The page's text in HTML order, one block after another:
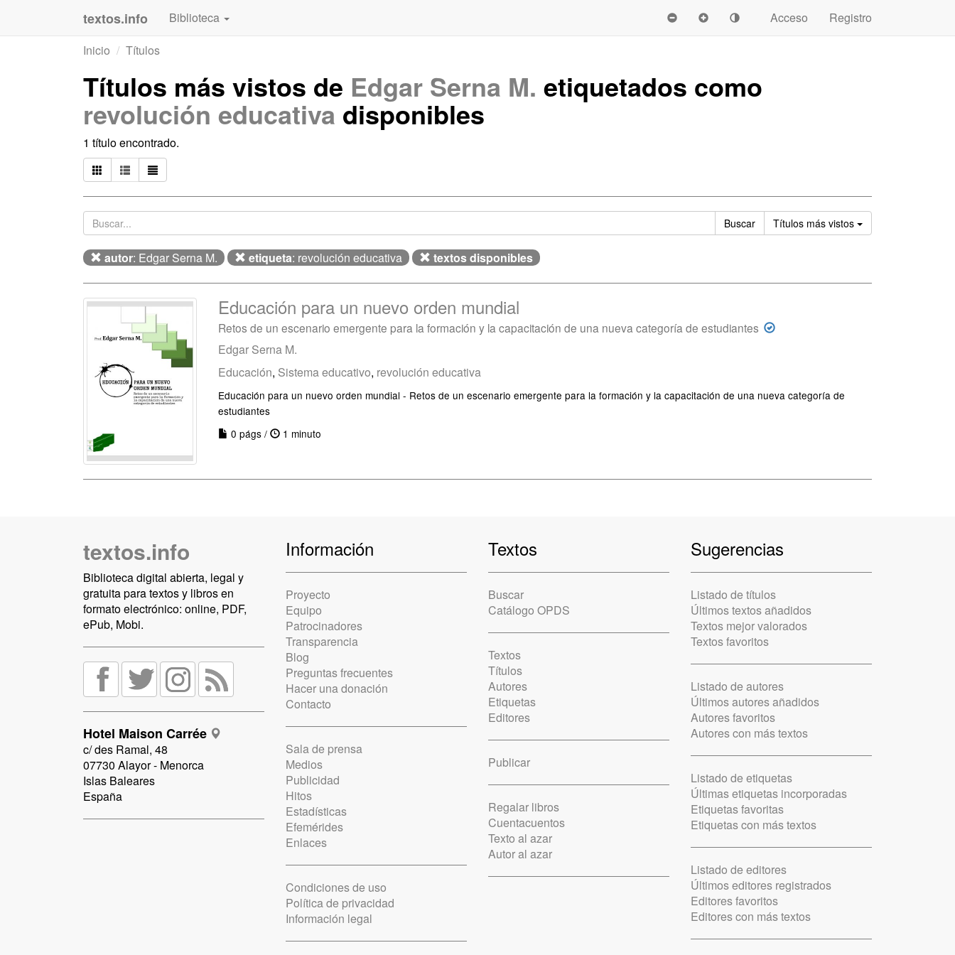
textos.info Biblioteca Acceso
Registro
Inicio
Títulos
Títulos más vistos de Edgar Serna M. etiquetados como
revolución educativa disponibles
1 título encontrado.
Buscar Títulos más vistos Ordenar
autor: Edgar Serna M. etiqueta: revolución educativa textos disponibles
Educación para un nuevo orden mundial
Retos de un escenario emergente para la formación y la capacitación de una nueva categoría de estudiantes
Edgar Serna M.
Educación, Sistema educativo, revolución educativa
Educación para un nuevo orden mundial - Retos de un escenario emergente para la formación y la capacitación de una nueva categoría de
estudiantes
0 págs /
1 minuto
textos.info
Biblioteca digital abierta, legal y
gratuita para textos y libros en
formato electrónico: online, PDF,
ePub, Mobi.
Hotel Maison Carrée
c/ des Ramal, 48
07730 Alayor - Menorca
Islas Baleares
España
Información
Proyecto
Equipo
Patrocinadores
Transparencia
Blog
Preguntas frecuentes
Hacer una donación
Contacto
Sala de prensa
Medios
Publicidad
Hitos
Estadísticas
Efemérides
Enlaces
Condiciones de uso
Política de privacidad
Información legal
Textos
Buscar
Catálogo OPDS
Textos
Títulos
Autores
Etiquetas
Editores
Publicar
Regalar libros
Cuentacuentos
Texto al azar
Autor al azar
Sugerencias
Listado de títulos
Últimos textos añadidos
Textos mejor valorados
Textos favoritos
Listado de autores
Últimos autores añadidos
Autores favoritos
Autores con más textos
Listado de etiquetas
Últimas etiquetas incorporadas
Etiquetas favoritas
Etiquetas con más textos
Listado de editores
Últimos editores registrados
Editores favoritos
Editores con más textos